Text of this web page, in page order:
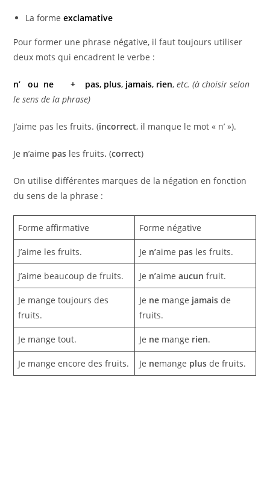
La formeexclamative
Pour former une phrase négative, il faut toujours utiliser
deux mots qui encadrent le verbe :
n’ ou ne + pas, plus, jamais, rien,etc. (à choisir selon
le sens de la phrase)
J’aime pas les fruits. (incorrect, il manque le mot « n’ »).
Je n’aime pas les fruits. (correct)
On utilise différentes marques de la négation en fonction
du sens de la phrase :
Forme affirmative Forme négative
J’aime les fruits. Je n’aime pas les fruits.
J’aime beaucoup de fruits. Je n’aimeaucun fruit.
Je mange toujours des
fruits.
Je ne mange jamais de
fruits.
Je mange tout. Je ne mange rien.
Je mange encore des fruits. Je nemange plus de fruits.